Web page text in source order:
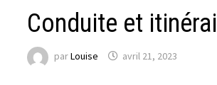
Conduite et
parLouise avril 21, 2023